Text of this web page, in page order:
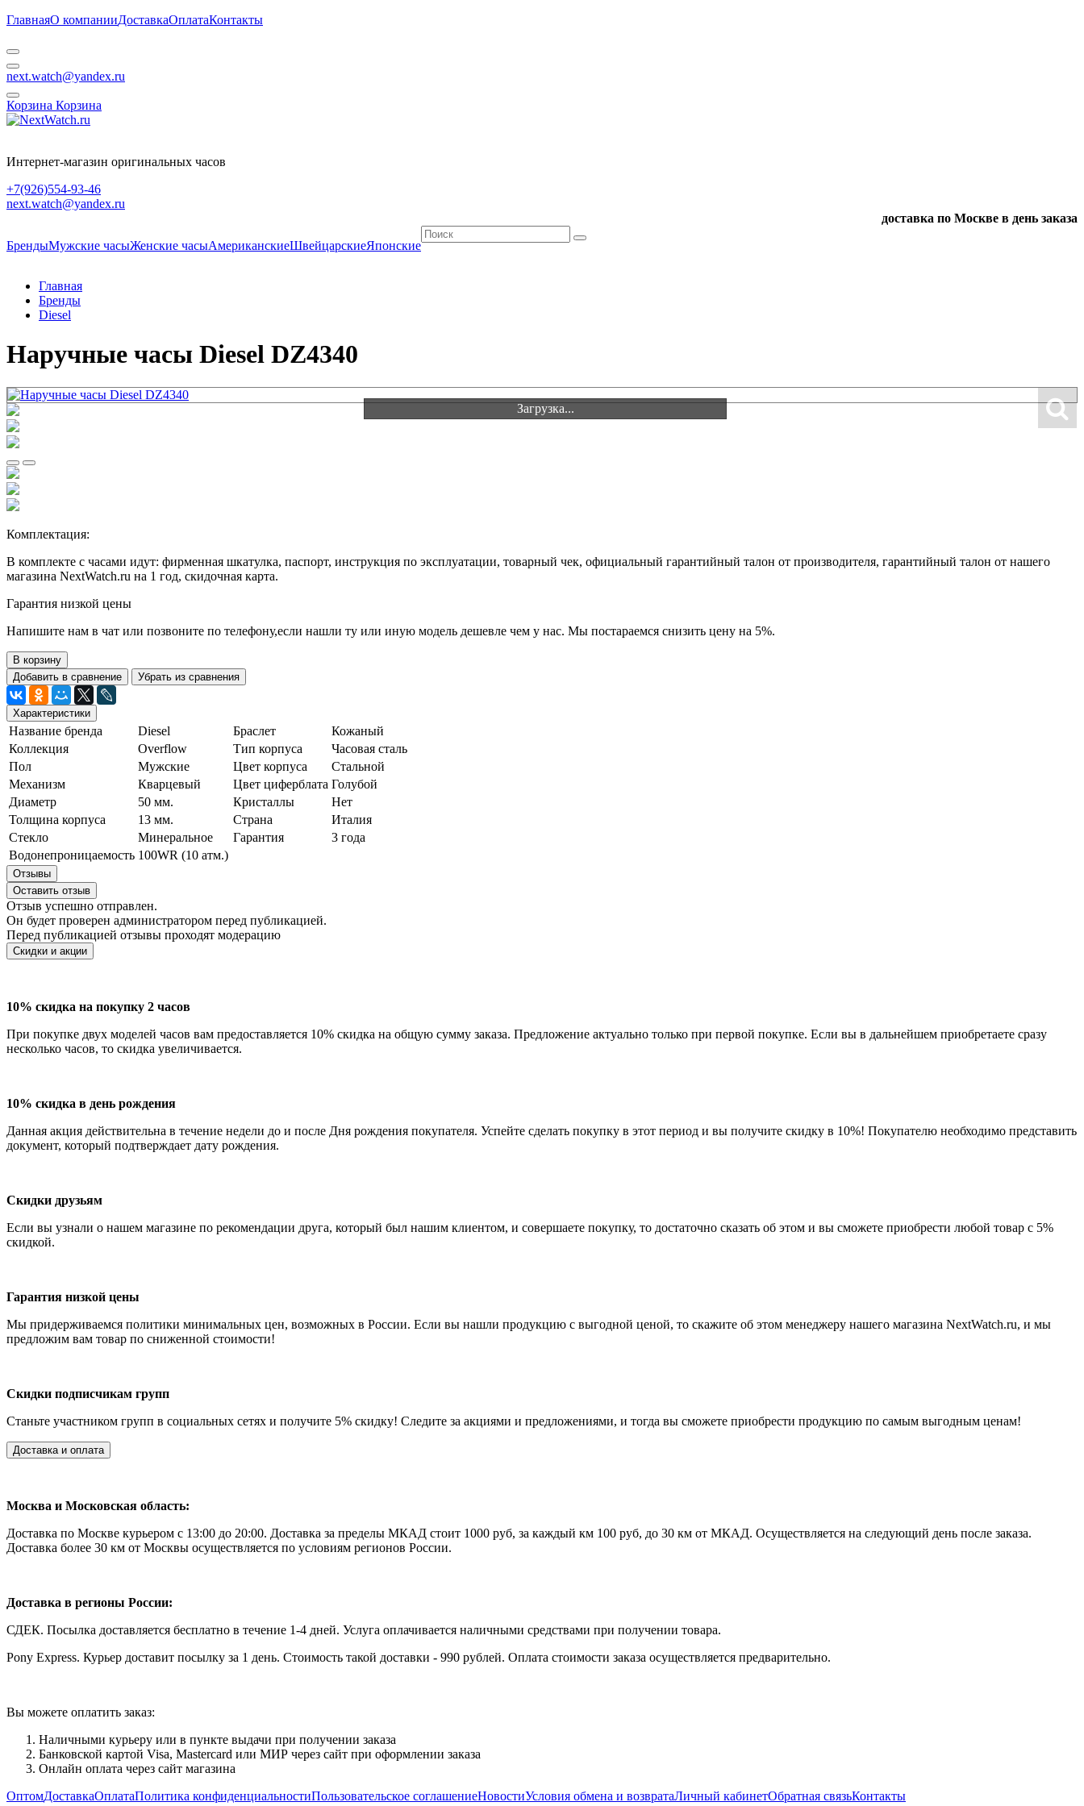
ГлавнаяО компанииДоставкаОплатаКонтакты
next.watch@yandex.ru
Корзина Корзина
Интернет-магазин оригинальных часов
+7(926)554-93-46
next.watch@yandex.ru
доставка по Москве в день заказа
БрендыМужские часыЖенские часыАмериканскиеШвейцарскиеЯпонские
Главная
Бренды
Diesel
Наручные часы Diesel DZ4340
Загрузка...
Загрузка...
Комплектация:
В комплекте с часами идут: фирменная шкатулка, паспорт, инструкция по эксплуатации, товарный чек, официальный гарантийный талон от производителя, гарантийный талон от нашего
магазина NextWatch.ru на 1 год, скидочная карта.
Гарантия низкой цены
Напишите нам в чат или позвоните по телефону,если нашли ту или иную модель дешевле чем у нас. Мы постараемся снизить цену на 5%.
В корзину
Добавить в сравнение
Убрать из сравнения
Характеристики
Название бренда
Diesel
Коллекция
Overflow
Пол
Мужские
Механизм
Кварцевый
Диаметр
50 мм.
Толщина корпуса
13 мм.
Стекло
Минеральное
Водонепроницаемость 100WR (10 атм.)
Браслет
Кожаный
Тип корпуса
Часовая сталь
Цвет корпуса
Стальной
Цвет циферблата Голубой
Кристаллы
Нет
Страна
Италия
Гарантия
3 года
Отзывы
Оставить отзыв
Отзыв успешно отправлен.
Он будет проверен администратором перед публикацией.
Перед публикацией отзывы проходят модерацию
Скидки и акции
10% скидка на покупку 2 часов
При покупке двух моделей часов вам предоставляется 10% скидка на общую сумму заказа. Предложение актуально только при первой покупке. Если вы в дальнейшем приобретаете сразу
несколько часов, то скидка увеличивается.
10% скидка в день рождения
Данная акция действительна в течение недели до и после Дня рождения покупателя. Успейте сделать покупку в этот период и вы получите скидку в 10%! Покупателю необходимо представить
документ, который подтверждает дату рождения.
Скидки друзьям
Если вы узнали о нашем магазине по рекомендации друга, который был нашим клиентом, и совершаете покупку, то достаточно сказать об этом и вы сможете приобрести любой товар с 5%
скидкой.
Гарантия низкой цены
Мы придерживаемся политики минимальных цен, возможных в России. Если вы нашли продукцию с выгодной ценой, то скажите об этом менеджеру нашего магазина NextWatch.ru, и мы
предложим вам товар по сниженной стоимости!
Скидки подписчикам групп
Станьте участником групп в социальных сетях и получите 5% скидку! Следите за акциями и предложениями, и тогда вы сможете приобрести продукцию по самым выгодным ценам!
Доставка и оплата
Москва и Московская область:
Доставка по Москве курьером с 13:00 до 20:00. Доставка за пределы МКАД стоит 1000 руб, за каждый км 100 руб, до 30 км от МКАД. Осуществляется на следующий день после заказа.
Доставка более 30 км от Москвы осуществляется по условиям регионов России.
Доставка в регионы России:
СДЕК. Посылка доставляется бесплатно в течение 1-4 дней. Услуга оплачивается наличными средствами при получении товара.
Pony Express. Курьер доставит посылку за 1 день. Стоимость такой доставки - 990 рублей. Оплата стоимости заказа осуществляется предварительно.
Вы можете оплатить заказ:
Наличными курьеру или в пункте выдачи при получении заказа
Банковской картой Visa, Mastercard или МИР через сайт при оформлении заказа
Онлайн оплата через сайт магазина
ОптомДоставкаОплатаПолитика конфиденциальностиПользовательское соглашениеНовостиУсловия обмена и возвратаЛичный кабинетОбратная связьКонтакты